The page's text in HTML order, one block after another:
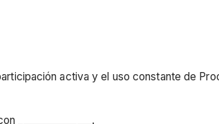
activa y el uso constante de